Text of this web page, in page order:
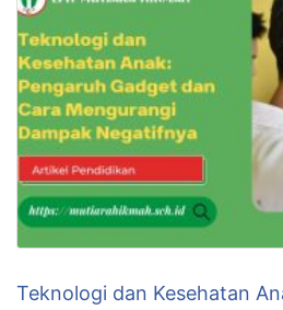
Teknologi dan Kesehatan